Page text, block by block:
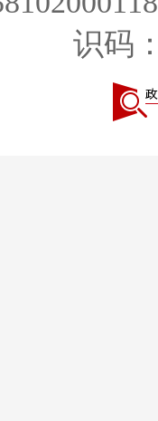
识码